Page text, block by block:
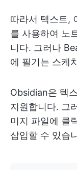
따라서 텍스트,
를 사용하여 노
니다. 그러나
에 필기는 스케
Obsidian은 텍
지원합니다. 그
미지 파일에 클
삽입할 수 있습